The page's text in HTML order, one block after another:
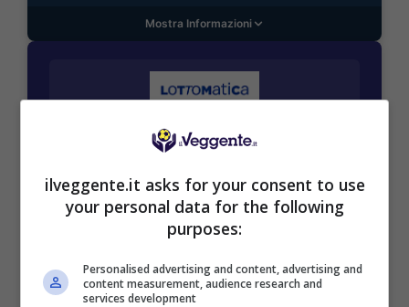
Mostra Informazioni
BONUS BENVENUTO LOTTOMATICA: 2050€
Per i nuovi utenti della piattaforma: 100% fino a 50€ in
Bonus Scommesse + 100% fino a 2000€ in Bonus
Sport
2050€
VERIFICA
ilveggente.it asks for your consent to use
your personal data for the following
purposes:
Personalised advertising and content, advertising and
content measurement, audience research and
services development